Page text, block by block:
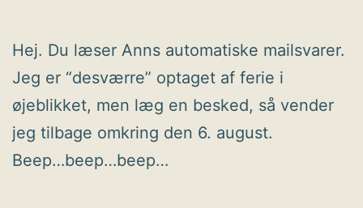
Hej. Du læser Anns automatiske mailsvarer.
Jeg er “desværre” optaget af ferie i
øjeblikket, men læg en besked, så vender
jeg tilbage omkring den 6. august.
Beep…beep…beep…